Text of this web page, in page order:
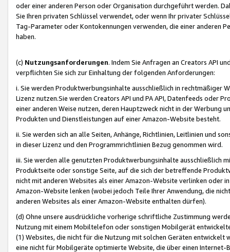
oder einer anderen Person oder Organisation durchgeführt werden.
Sie Ihren privaten Schlüssel verwendet, oder wenn Ihr privater
Tag-Parameter oder Kontokennungen verwenden, die einer anderen
haben.
(c) Nutzungsanforderungen. Indem Sie Anfragen an Creators API
verpflichten Sie sich zur Einhaltung der folgenden Anforderungen:
i. Sie werden Produktwerbungsinhalte ausschließlich in rechtmäßiger
Lizenz nutzen.Sie werden Creators API und PA API, Datenfeeds oder
einer anderen Weise nutzen, deren Hauptzweck nicht in der Werbung
Produkten und Dienstleistungen auf einer Amazon-Website besteht.
ii. Sie werden sich an alle Seiten, Anhänge, Richtlinien, Leitlinien und
in dieser Lizenz und den Programmrichtlinien Bezug genommen wird.
iii. Sie werden alle genutzten Produktwerbungsinhalte ausschließlich
Produktseite oder sonstige Seite, auf die sich der betreffende
nicht mit anderen Websites als einer Amazon-Website verlinken oder
Amazon-Website lenken (wobei jedoch Teile Ihrer Anwendung, die
anderen Websites als einer Amazon-Website enthalten dürfen).
(d) Ohne unsere ausdrückliche vorherige schriftliche Zustimmung
Nutzung mit einem Mobiltelefon oder sonstigen Mobilgerät
(1) Websites, die nicht für die Nutzung mit solchen Geräten
eine nicht für Mobilgeräte optimierte Website, die über einen